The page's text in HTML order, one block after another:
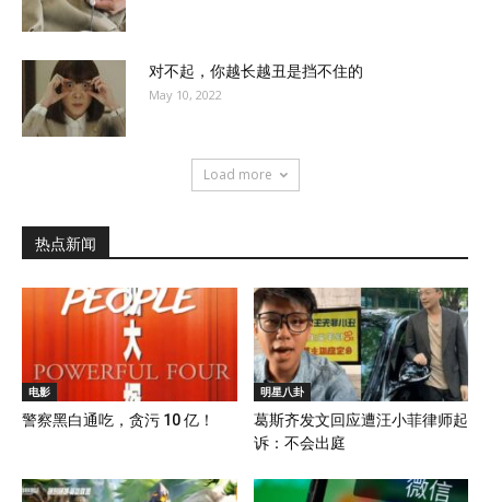
对不起，你越长越丑是挡不住的
May 10, 2022
Load more
热点新闻
电影
警察黑白通吃，贪污 10 亿！
明星八卦
葛斯齐发文回应遭汪小菲律师起
诉：不会出庭